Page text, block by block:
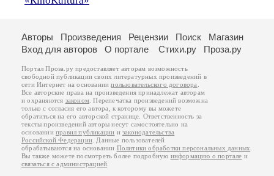
Авторы Произведения Рецензии Поиск
Магазин
Вход для авторов
О портале Стихи.ру Проза.ру
Портал Проза.ру предоставляет авторам возможность
свободной публикации своих литературных произведений в
сети Интернет на основаниипользовательского договора
Все авторские права на произведения принадлежат авторам
и охраняются законом . Перепечатка произведений возможна
только с согласия его автора, к которому вы можете
обратиться на его авторской странице. Ответственность за
тексты произведений авторы несут самостоятельно на
основанииправил публикации изаконодательства
Российской Федерации . Данные пользователей
обрабатываются на основании Политики обработки персональных данных
Вы также можете посмотреть более подробную информацию о портале и
связаться с администрацией